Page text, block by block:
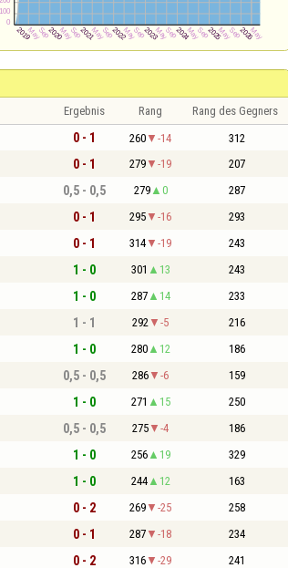
Ergebnis Rang Rang des Gegners
0 - 1 260 -14 312
0 - 1 279 -19 207
0,5 - 0,5 279 0 287
0 - 1 295 -16 293
0 - 1 314 -19 243
1 - 0 301 13 243
1 - 0 287 14 233
1 - 1 292 -5 216
1 - 0 280 12 186
0,5 - 0,5 286 -6 159
1 - 0 271 15 250
0,5 - 0,5 275 -4 186
1 - 0 256 19 329
1 - 0 244 12 163
0 - 2 269 -25 258
0 - 1 287 -18 234
0 - 2 316 -29 241